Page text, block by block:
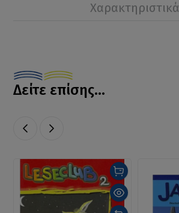
Χαρακτηριστικά
Δείτε επίσης...